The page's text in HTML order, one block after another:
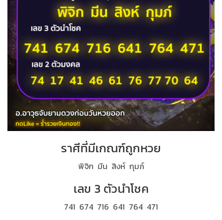
ราศีที่มีเกณฑ์ถูกหวย
พิจิก มีน สิงห์ กุมภ์
เลข 3 ตัวนำโชค
741 674 716 641 764 471